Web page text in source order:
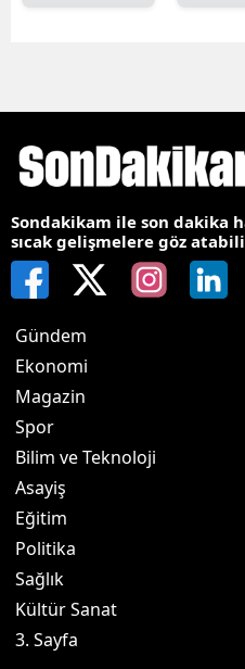
Sondakikam ile son dakika
sıcak gelişmelere göz
Gündem
Ekonomi
Magazin
Spor
Bilim ve Teknoloji
Asayiş
Eğitim
Politika
Sağlık
Kültür Sanat
3. Sayfa